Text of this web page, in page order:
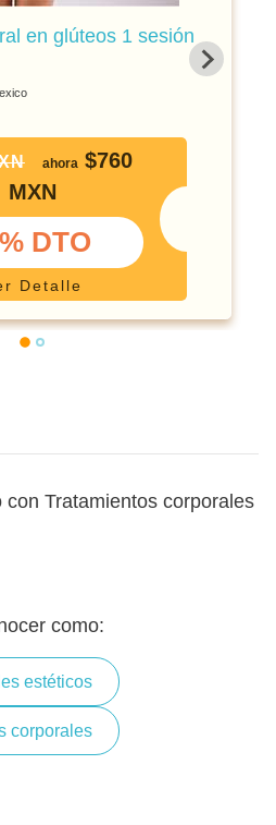
en glúteos 1 sesión
ahora $760
MXN
DTO
Detalle
Tratamientos corporales
como:
estéticos
corporales